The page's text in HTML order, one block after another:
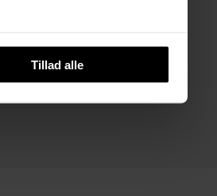
Tillad alle